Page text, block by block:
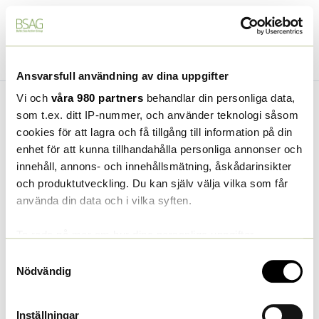
Ansvarsfull användning av dina uppgifter
Vi och våra 980 partners behandlar din personliga data,
som t.ex. ditt IP-nummer, och använder teknologi såsom
cookies för att lagra och få tillgång till information på din
enhet för att kunna tillhandahålla personliga annonser och
innehåll, annons- och innehållsmätning, åskådarinsikter
och produktutveckling. Du kan själv välja vilka som får
använda din data och i vilka syften.
Du kan ändra eller dra tillbaka ditt samtycke när som
Nödvändig
Inställningar
till Kurs
Du måste registrera dig och logga in för att göra
proven, genomföra kursen och få ett diplom.
Logga in
Registrering
Sluttest: Vilka är fördelarna
med regenerativt jordbruk?
Intensivkurs i regenerativt jordbruk 3. Vilka är fördelarna med regenerativt jordbruk